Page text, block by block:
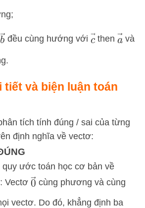
b →
đều cùng hướng với c →
then a →
và
tiết và biện luận toán
tích tính đúng / sai của từng
định nghĩa về vectơ:
quy ước toán học cơ bản về
Vectơ 0 →
cùng phương và cùng
vectơ. Do đó, khẳng định ba